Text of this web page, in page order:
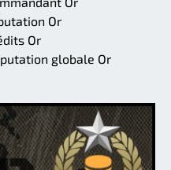
Or
Or
globale Or